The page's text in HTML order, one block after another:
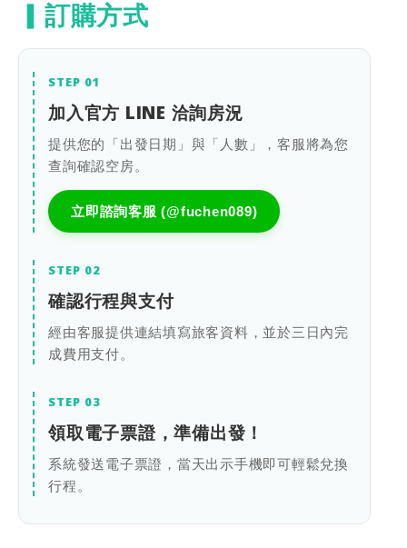
▎訂購方式
STEP 01
加入官方 LINE 洽詢房況
提供您的「出發日期」與「人數」，客服將為您
查詢確認空房。
立即諮詢客服 (@fuchen089)
STEP 02
確認行程與支付
經由客服提供連結填寫旅客資料，並於三日內完
成費用支付。
STEP 03
領取電子票證，準備出發！
系統發送電子票證，當天出示手機即可輕鬆兌換
行程。